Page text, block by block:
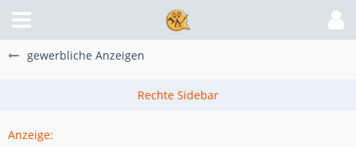
gewerbliche Anzeigen
Anzeige: